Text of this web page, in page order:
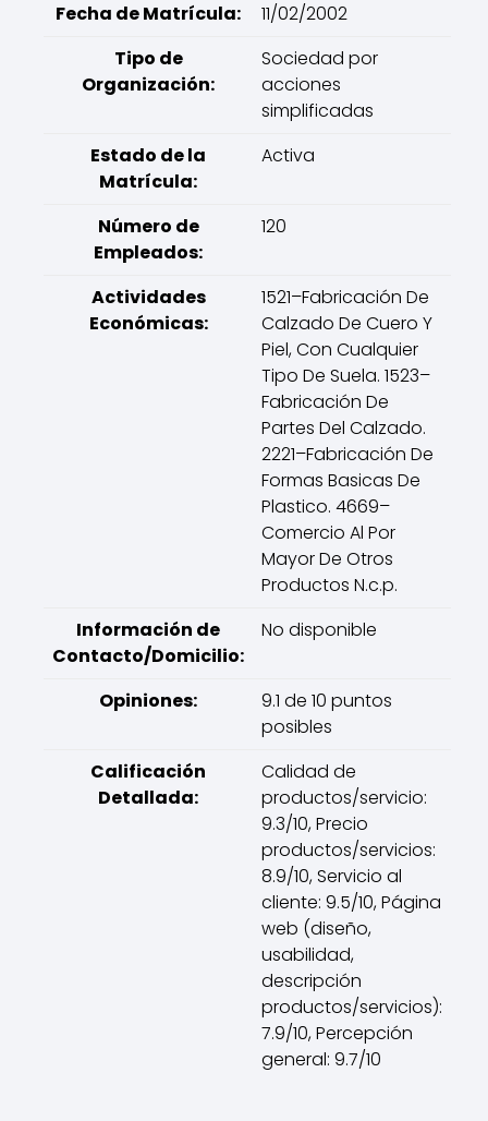
Fecha de Matrícula:
11/02/2002
Tipo de
Organización:
Sociedad por
acciones
simplificadas
Estado de la
Matrícula:
Activa
Número de
Empleados:
120
Actividades
Económicas:
1521–Fabricación De
Calzado De Cuero Y
Piel, Con Cualquier
Tipo De Suela. 1523–
Fabricación De
Partes Del Calzado.
2221–Fabricación De
Formas Basicas De
Plastico. 4669–
Comercio Al Por
Mayor De Otros
Productos N.c.p.
Información de
Contacto/Domicilio:
No disponible
Opiniones:
9.1 de 10 puntos
posibles
Calificación
Detallada:
Calidad de
productos/servicio:
9.3/10, Precio
productos/servicios:
8.9/10, Servicio al
cliente: 9.5/10, Página
web (diseño,
usabilidad,
descripción
productos/servicios):
7.9/10, Percepción
general: 9.7/10